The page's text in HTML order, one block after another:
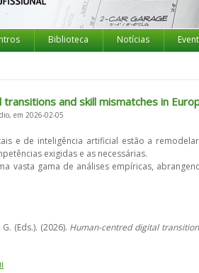
Biblioteca Notícias
and skill mismatches in
em 2026-02-05
e de inteligência artificial estão a
exigidas e as necessárias.
vasta gama de análises empíricas,
(Eds.). (2026). Human-centred digital